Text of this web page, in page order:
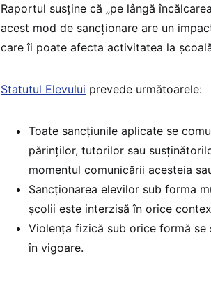
Raportul susține că „pe lângă
acest mod de sancționare are un
care îi poate afecta activitatea la
Statutul Elevului prevede următoarele:
Toate sancțiunile aplicate se
părinților, tutorilor sau
momentul comunicării acesteia
Sancționarea elevilor sub forma
școlii este interzisă în orice
Violența fizică sub orice formă
în vigoare.